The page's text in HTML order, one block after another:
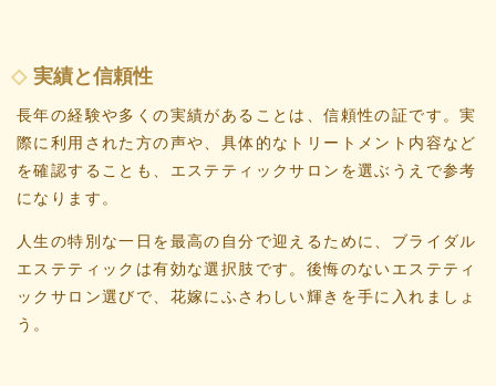
実績と信頼性
長年の経験や多くの実績があることは、信頼性の証です。実
際に利用された方の声や、具体的なトリートメント内容など
を確認することも、エステティックサロンを選ぶうえで参考
になります。
人生の特別な一日を最高の自分で迎えるために、ブライダル
エステティックは有効な選択肢です。後悔のないエステティ
ックサロン選びで、花嫁にふさわしい輝きを手に入れましょ
う。